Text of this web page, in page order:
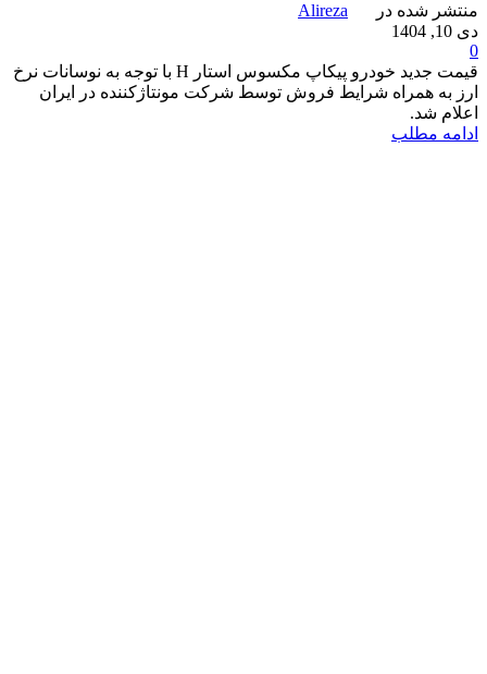
منتشر شده در
Alireza
دی 10, 1404
0
قیمت جدید خودرو پیکاپ مکسوس استار H با توجه به نوسانات نرخ
ارز به همراه شرایط فروش توسط شرکت مونتاژکننده در ایران
اعلام شد.
ادامه مطلب